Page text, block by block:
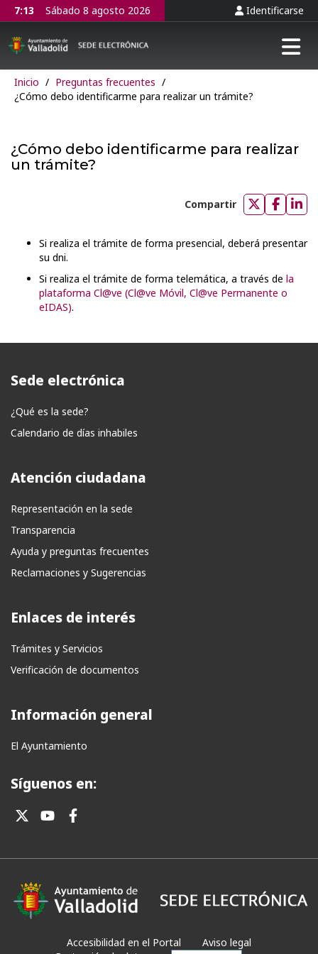
7:13 Sábado 8 agosto 2026 Identificarse
Inicio / Preguntas frecuentes /
¿Cómo debo identificarme para realizar un trámite?
¿Cómo debo identificarme para realizar
un trámite?
Compartir
Compartir
Twitter
Si realiza el trámite de forma presencial, deberá presentar
su dni.
Si realiza el trámite de forma telemática, a través de la
plataforma Cl@ve (Cl@ve Móvil, Cl@ve Permanente o
eIDAS).
Sede electrónica
¿Qué es la sede?
Calendario de días inhabiles
Atención ciudadana
Representación en la sede
Transparencia
Ayuda y preguntas frecuentes
Reclamaciones y Sugerencias
Enlaces de interés
Trámites y Servicios
Verificación de documentos
Información general
El Ayuntamiento
Síguenos en:
Accesibilidad en el Portal
Aviso legal